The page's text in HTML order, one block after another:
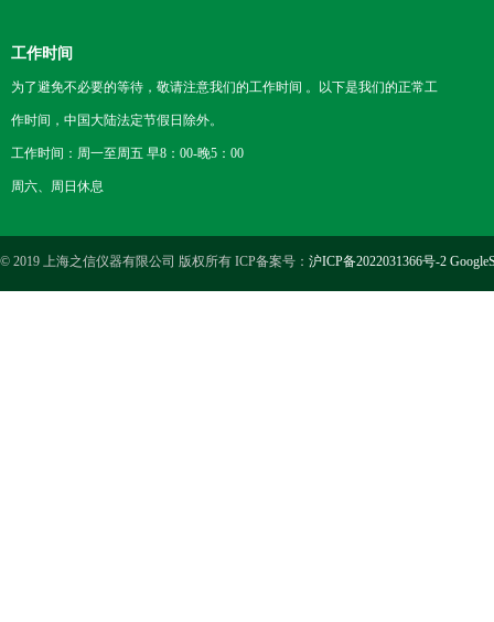
工作时间
为了避免不必要的等待，敬请注意我们的工作时间 。以下是我们的正常工
作时间，中国大陆法定节假日除外。
工作时间：周一至周五 早8：00-晚5：00
周六、周日休息
© 2019 上海之信仪器有限公司 版权所有 ICP备案号： 沪ICP备2022031366号-2